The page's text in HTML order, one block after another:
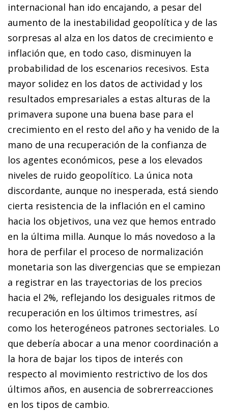
internacional han ido encajando, a pesar del
aumento de la inestabilidad geopolítica y de las
sorpresas al alza en los datos de crecimiento e
inflación que, en todo caso, disminuyen la
probabilidad de los escenarios recesivos. Esta
mayor solidez en los datos de actividad y los
resultados empresariales a estas alturas de la
primavera supone una buena base para el
crecimiento en el resto del año y ha venido de la
mano de una recuperación de la confianza de
los agentes económicos, pese a los elevados
niveles de ruido geopolítico. La única nota
discordante, aunque no inesperada, está siendo
cierta resistencia de la inflación en el camino
hacia los objetivos, una vez que hemos entrado
en la última milla. Aunque lo más novedoso a la
hora de perfilar el proceso de normalización
monetaria son las divergencias que se empiezan
a registrar en las trayectorias de los precios
hacia el 2%, reflejando los desiguales ritmos de
recuperación en los últimos trimestres, así
como los heterogéneos patrones sectoriales. Lo
que debería abocar a una menor coordinación a
la hora de bajar los tipos de interés con
respecto al movimiento restrictivo de los dos
últimos años, en ausencia de sobrerreacciones
en los tipos de cambio.